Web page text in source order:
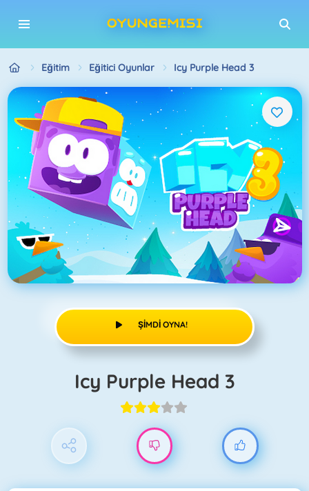
Eğitim Eğitici Oyunlar Icy Purple Head 3
ŞIMDI OYNA!
Icy Purple Head 3